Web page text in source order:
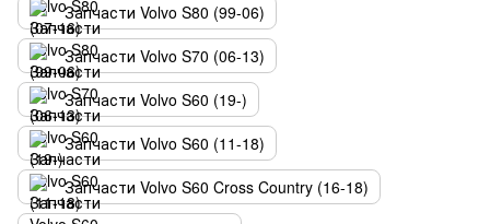
Запчасти Volvo S80 (99-06)
Запчасти Volvo S70 (06-13)
Запчасти Volvo S60 (19-)
Запчасти Volvo S60 (11-18)
Запчасти Volvo S60 Cross Country (16-18)